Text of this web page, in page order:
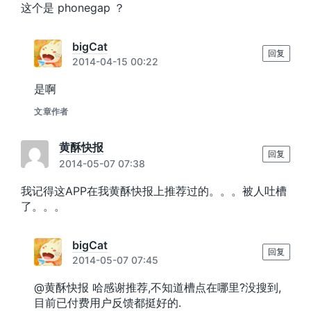
这个是 phonegap ？
bigCat
2014-04-15 00:22
是啊
文章作者
回复
黄酥快报
2014-05-07 07:38
我记得这APP在我黄酥快报上推荐过的。。。被人吐槽
了。。。
回复
bigCat
2014-05-07 07:45
@黄酥快报 哈感谢推荐,不知道槽点在哪里?没搜到,
目前已付费用户反馈都挺好的.
回复